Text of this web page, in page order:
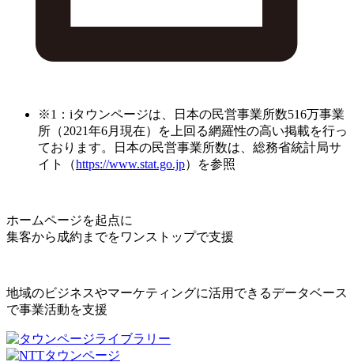
※1：iタウンページは、日本の民営事業所数516万事業
所（2021年6月現在）を上回る網羅性の高い掲載を行っ
ております。日本の民営事業所数は、総務省統計局サ
イト（https://www.stat.go.jp）を参照
ホームページを起点に
集客から成約までをワンストップで支援
地域のビジネスやマーケティングに活用できるデータベース
で事業活動を支援